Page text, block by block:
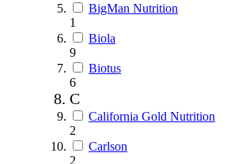
BigMan Nutrition
1
Biola
9
Biotus
6
C
California Gold Nutrition
2
Carlson
2